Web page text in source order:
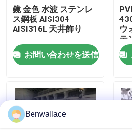
わたしたち に つい て
品質管理
連絡 ください
ニュース
鏡 金色 水波 ステンレ
ス鋼板 AISI304
AISI316L 天井飾り
お問い合わせを送信
ウ
テ
Benwallace